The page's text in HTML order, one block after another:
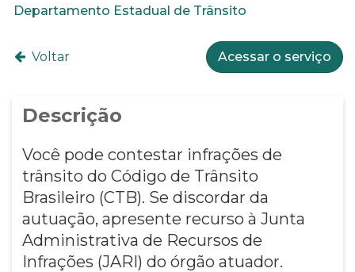
Departamento Estadual de Trânsito
Voltar Acessar o serviço
Descrição
Você pode contestar infrações de
trânsito do Código de Trânsito
Brasileiro (CTB). Se discordar da
autuação, apresente recurso à Junta
Administrativa de Recursos de
Infrações (JARI) do órgão atuador.